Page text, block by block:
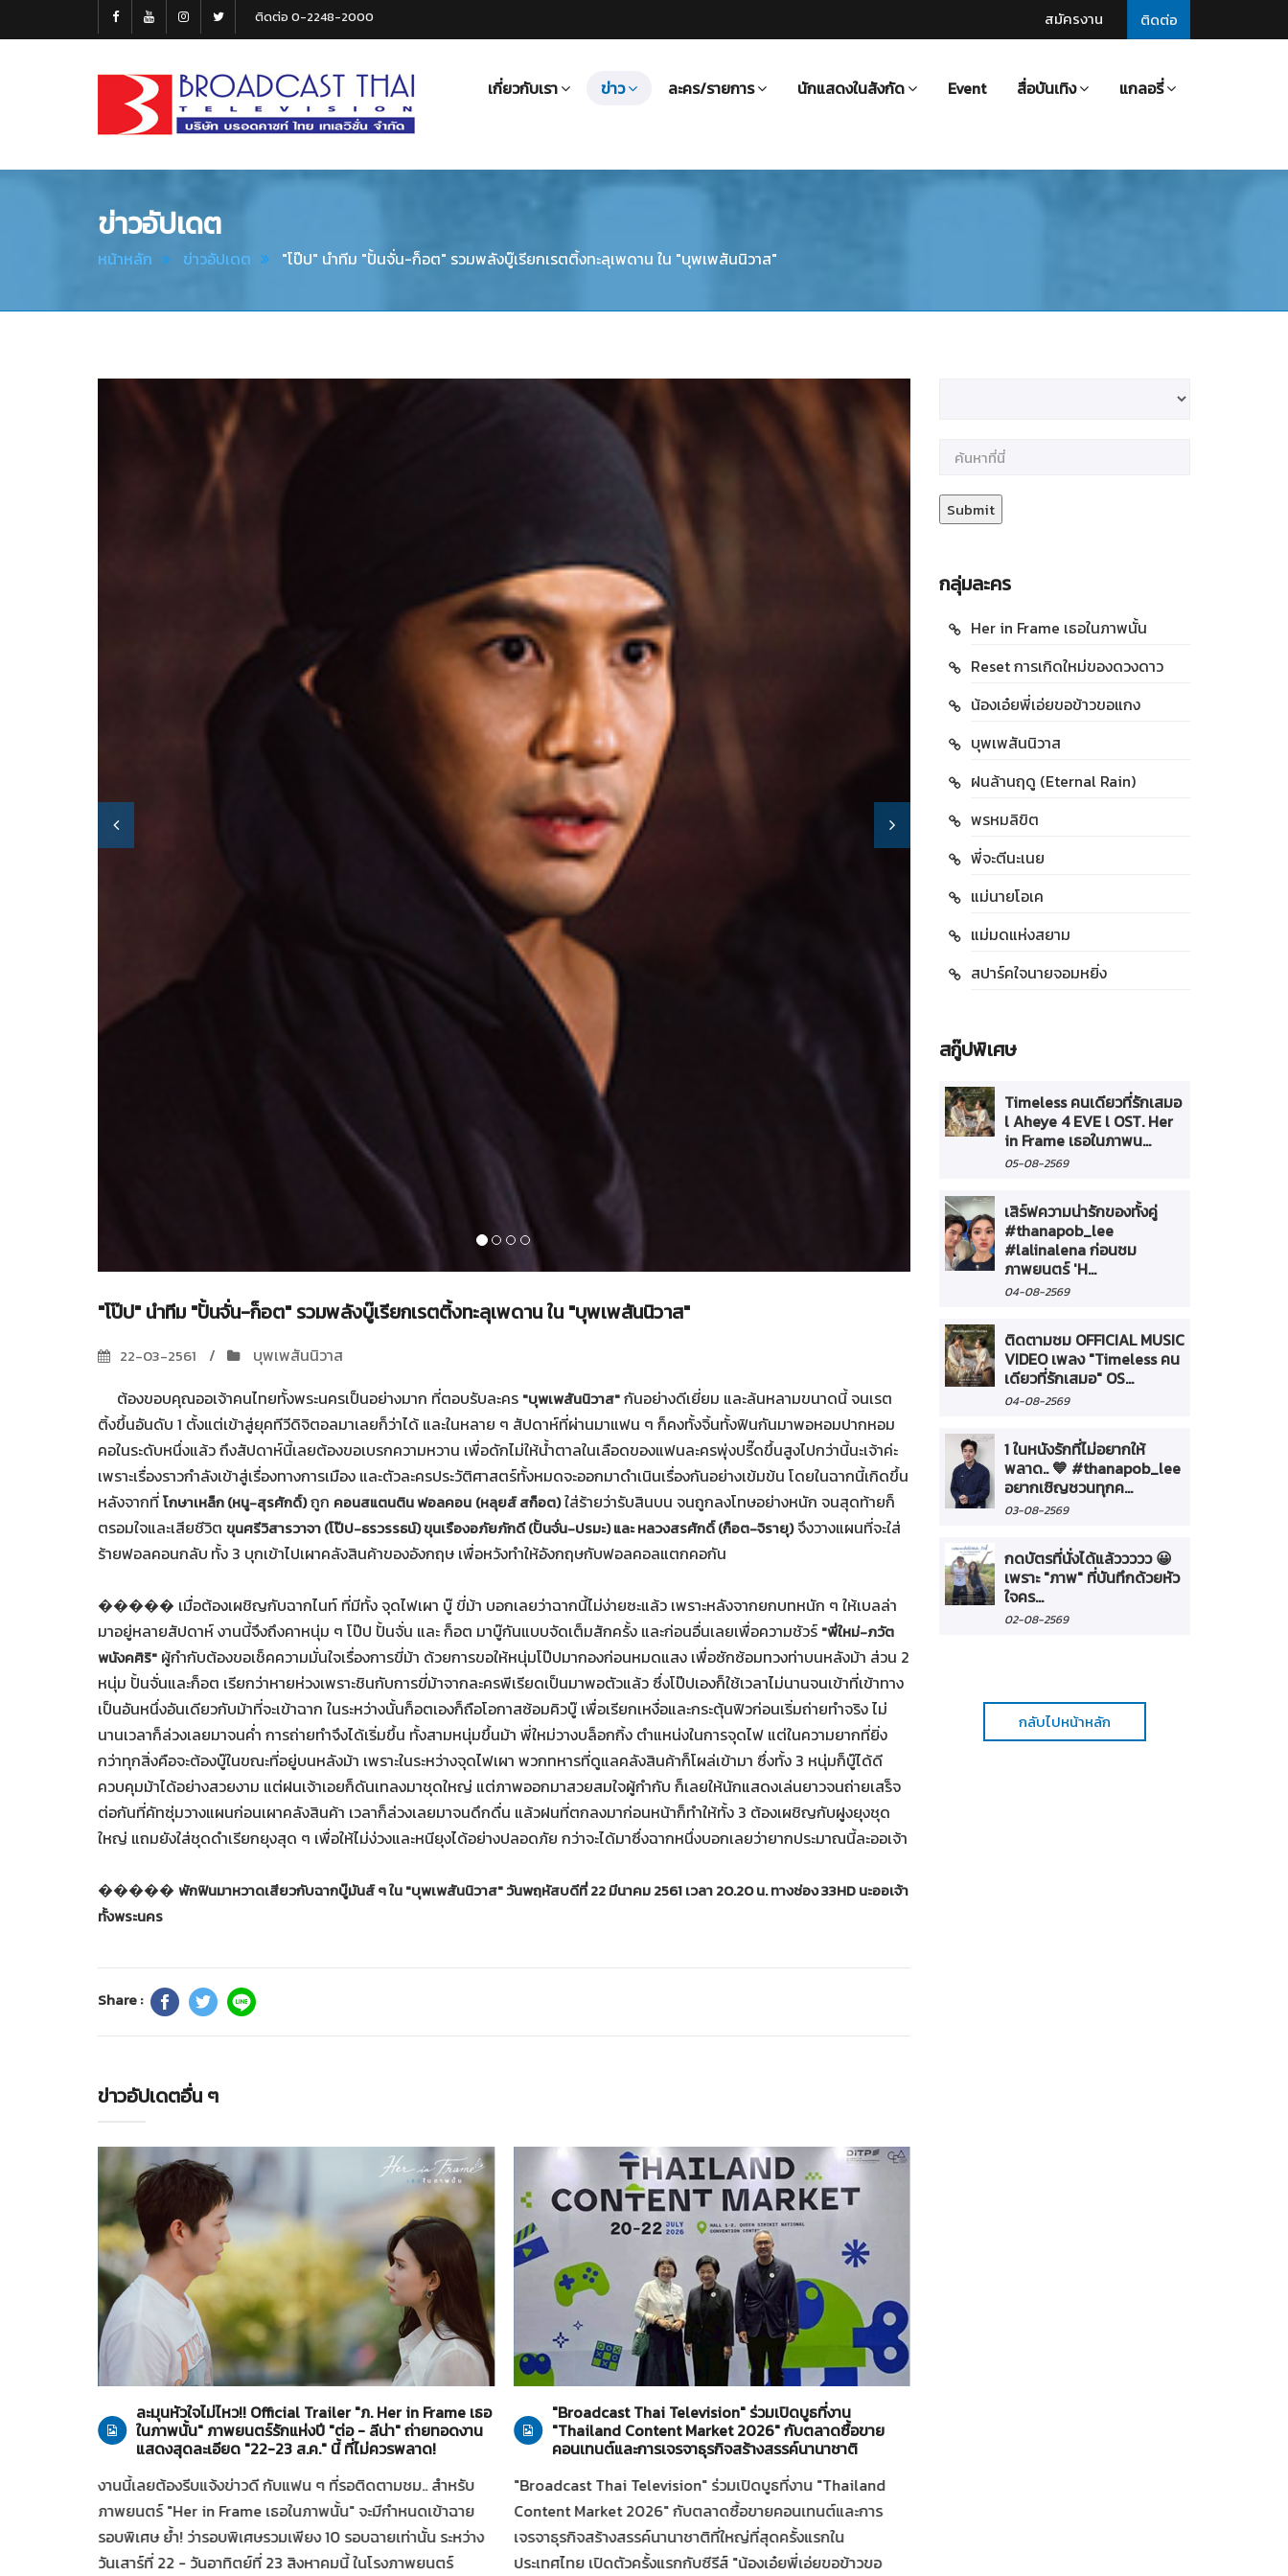
ติดต่อ
สมัครงาน
ติดต่อ 0-2248-2000
Thai
เกี่ยวกับเรา ข่าว ละคร/รายการ นักแสดงในสังกัด Event สื่อบันเทิง แกลอรี่
ข่าวอัปเดต
หน้าหลัก ข่าวอัปเดต "โป๊ป" นำทีม "ปั้นจั่น-ก็อต" รวมพลังบู๊เรียกเรตติ้งทะลุเพดาน ใน "บุพเพสันนิวาส"
"โป๊ป" นำทีม "ปั้นจั่น-ก็อต" รวมพลังบู๊เรียกเรตติ้งทะลุเพดาน ใน "บุพเพสันนิวาส"
22-03-2561
บุพเพสันนิวาส
ต้องขอบคุณออเจ้าคนไทยทั้งพระนครเป็นอย่างมาก ที่ตอบรับละคร "บุพเพสันนิวาส"กันอย่างดีเยี่ยม และล้นหลามขนาดนี้ จนเรต
ติ้งขึ้นอันดับ 1 ตั้งแต่เข้าสู่ยุคทีวีดิจิตอลมาเลยก็ว่าได้ และในหลาย ๆ สัปดาห์ที่ผ่านมาแฟน ๆ ก็คงทั้งจิ้นทั้งฟินกันมาพอหอมปากหอม
คอในระดับหนึ่งแล้ว ถึงสัปดาห์นี้เลยต้องขอเบรกความหวาน เพื่อดักไม่ให้น้ำตาลในเลือดของแฟนละครพุ่งปรี๊ดขึ้นสูงไปกว่านี้นะเจ้าค่ะ
เพราะเรื่องราวกำลังเข้าสู่เรื่องทางการเมือง และตัวละครประวัติศาสตร์ทั้งหมดจะออกมาดำเนินเรื่องกันอย่างเข้มข้น โดยในฉากนี้เกิดขึ้น
หลังจากที่โกษาเหล็ก (หนู-สุรศักดิ์)ถูก คอนสแตนติน ฟอลคอน (หลุยส์ สก็อต)ใส่ร้ายว่ารับสินบน จนถูกลงโทษอย่างหนัก จนสุดท้ายก็
ตรอมใจและเสียชีวิต ขุนศรีวิสารวาจา (โป๊ป-ธรวรรธน์) ขุนเรืองอภัยภักดี (ปั้นจั่น-ปรมะ) และ หลวงสรศักดิ์ (ก็อต-จิรายุ)จึงวางแผนที่จะใส่
ร้ายฟอลคอนกลับ ทั้ง 3 บุกเข้าไปเผาคลังสินค้าของอังกฤษ เพื่อหวังทำให้อังกฤษกับฟอลคอลแตกคอกัน
����� เมื่อต้องเผชิญกับฉากไนท์ ที่มีทั้ง จุดไฟเผา บู๊ ขี่ม้า บอกเลยว่าฉากนี้ไม่ง่ายซะแล้ว เพราะหลังจากยกบทหนัก ๆ ให้เบลล่า
มาอยู่หลายสัปดาห์ งานนี้จึงถึงคาหนุ่ม ๆ โป๊ป ปั้นจั่น และ ก็อต มาบู๊กันแบบจัดเต็มสักครั้ง และก่อนอื่นเลยเพื่อความชัวร์ "พี่ใหม่-ภวัต
พนังคศิริ" ผู้กำกับต้องขอเช็คความมั่นใจเรื่องการขี่ม้า ด้วยการขอให้หนุ่มโป๊ปมากองก่อนหมดแสง เพื่อซักซ้อมทวงท่าบนหลังม้า ส่วน 2
หนุ่ม ปั้นจั่นและก็อต เรียกว่าหายห่วงเพราะชินกับการขี่ม้าจากละครพีเรียดเป็นมาพอตัวแล้ว ซึ่งโป๊ปเองก็ใช้เวลาไม่นานจนเข้าที่เข้าทาง
เป็นอันหนึ่งอันเดียวกับม้าที่จะเข้าฉาก ในระหว่างนั้นก็อตเองก็ถือโอกาสซ้อมคิวบู๊ เพื่อเรียกเหงื่อและกระตุ้นฟิวก่อนเริ่มถ่ายทำจริง ไม่
นานเวลาก็ล่วงเลยมาจนค่ำ การถ่ายทำจึงได้เริ่มขึ้น ทั้งสามหนุ่มขึ้นม้า พี่ใหม่วางบล็อกกิ้ง ตำแหน่งในการจุดไฟ แต่ในความยากที่ยิ่ง
กว่าทุกสิ่งคือจะต้องบู๊ในขณะที่อยู่บนหลังม้า เพราะในระหว่างจุดไฟเผา พวกทหารที่ดูแลคลังสินค้าก็โผล่เข้ามา ซึ่งทั้ง 3 หนุ่มก็บู๊ได้ดี
ควบคุมม้าได้อย่างสวยงาม แต่ฝนเจ้าเอยก็ดันเทลงมาชุดใหญ่ แต่ภาพออกมาสวยสมใจผู้กำกับ ก็เลยให้นักแสดงเล่นยาวจนถ่ายเสร็จ
ต่อกันที่คัทซุ่มวางแผนก่อนเผาคลังสินค้า เวลาก็ล่วงเลยมาจนดึกดื่น แล้วฝนที่ตกลงมาก่อนหน้าก็ทำให้ทั้ง 3 ต้องเผชิญกับฝูงยุงชุด
ใหญ่ แถมยังใส่ชุดดำเรียกยุงสุด ๆ เพื่อให้ไม่ง่วงและหนียุงได้อย่างปลอดภัย กว่าจะได้มาซึ่งฉากหนึ่งบอกเลยว่ายากประมาณนี้ละออเจ้า
����� พักฟินมาหวาดเสียวกับฉากบู๊มันส์ ๆ ใน "บุพเพสันนิวาส" วันพฤหัสบดีที่ 22 มีนาคม 2561 เวลา 20.20 น. ทางช่อง 33HD นะออเจ้า
ทั้งพระนคร
Share :
ข่าวอัปเดตอื่น ๆ
27-07-2569 Her in Frame เธอในภาพนั้น
ละมุนหัวใจไม่ไหว!! Official Trailer "ภ. Her in Frame เธอ
ในภาพนั้น" ภาพยนตร์รักแห่งปี "ต่อ - ลีน่า" ถ่ายทอดงาน
แสดงสุดละเอียด "22-23 ส.ค." นี้ ที่ไม่ควรพลาด!
งานนี้เลยต้องรีบแจ้งข่าวดี กับแฟน ๆ ที่รอติดตามชม.. สำหรับ
ภาพยนตร์ "Her in Frame เธอในภาพนั้น" จะมีกำหนดเข้าฉาย
รอบพิเศษ ย้ำ! ว่ารอบพิเศษรวมเพียง 10 รอบฉายเท่านั้น ระหว่าง
วันเสาร์ที่ 22 - วันอาทิตย์ที่ 23 สิงหาคมนี้ ในโรงภาพยนตร์
21-07-2569 ทั่วไป
"Broadcast Thai Television" ร่วมเปิดบูธที่งาน
"Thailand Content Market 2026" กับตลาดซื้อขาย
คอนเทนต์และการเจรจาธุรกิจสร้างสรรค์นานาชาติ
"Broadcast Thai Television" ร่วมเปิดบูธที่งาน "Thailand
Content Market 2026" กับตลาดซื้อขายคอนเทนต์และการ
เจรจาธุรกิจสร้างสรรค์นานาชาติที่ใหญ่ที่สุดครั้งแรกใน
ประเทศไทย เปิดตัวครั้งแรกกับซีรีส์ "น้องเอ๋ยพี่เอ่ยขอข้าวขอ
กลุ่มละคร
Her in Frame เธอในภาพนั้น
Reset การเกิดใหม่ของดวงดาว
น้องเอ๋ยพี่เอ่ยขอข้าวขอแกง
บุพเพสันนิวาส
ฝนล้านฤดู (Eternal Rain)
พรหมลิขิต
พี่จะตีนะเนย
แม่นายโอเค
แม่มดแห่งสยาม
สปาร์คใจนายจอมหยิ่ง
สกู๊ปพิเศษ
Timeless คนเดียวที่รักเสมอ
l Aheye 4 EVE l OST. Her
in Frame เธอในภาพน...
05-08-2569
เสิร์ฟความน่ารักของทั้งคู่
#thanapob_lee
#lalinalena ก่อนชม
ภาพยนตร์ 'H...
04-08-2569
ติดตามชม OFFICIAL MUSIC
VIDEO เพลง "Timeless คน
เดียวที่รักเสมอ" OS...
04-08-2569
1 ในหนังรักที่ไม่อยากให้
พลาด.. 💙 #thanapob_lee
อยากเชิญชวนทุกค...
03-08-2569
กดบัตรที่นั่งได้แล้ววววว 😀
เพราะ "ภาพ" ที่บันทึกด้วยหัว
ใจคร...
02-08-2569
กลับไปหน้าหลัก